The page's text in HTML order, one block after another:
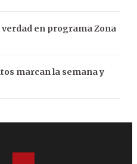
verdad en programa Zona
marcan la semana y